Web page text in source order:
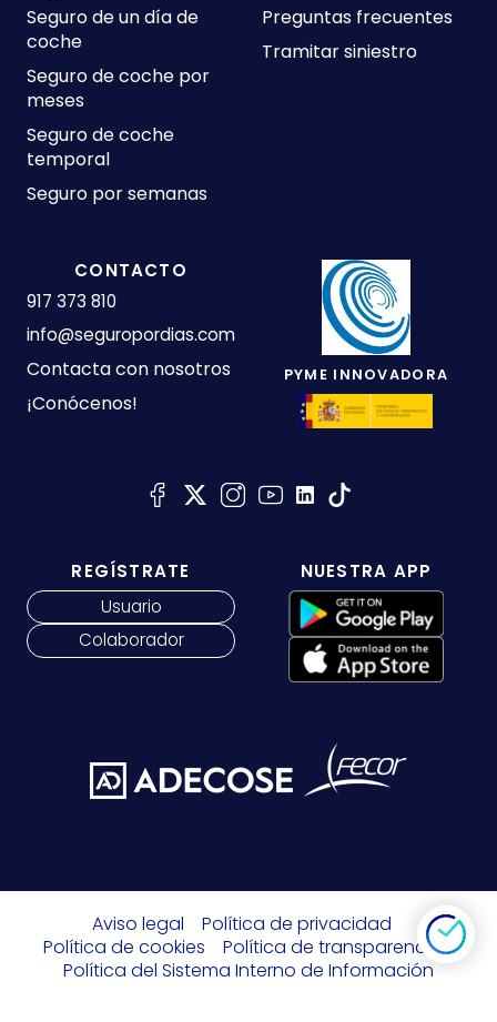
Seguro de un día de
coche
Seguro de coche por
meses
Seguro de coche
temporal
Seguro por semanas
Preguntas frecuentes
Tramitar siniestro
CONTACTO
917 373 810
info@seguropordias.com
Contacta con nosotros
¡Conócenos!
PYME INNOVADORA
REGÍSTRATE
Usuario
Colaborador
NUESTRA APP
Aviso legal
Política de privacidad
Política de cookies
Política de transparencia
Política del Sistema Interno de Información